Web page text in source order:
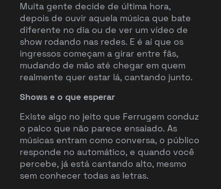
Muita gente decide de última hora,
depois de ouvir aquela música que bate
diferente no dia ou de ver um vídeo de
show rodando nas redes. E é aí que os
ingressos começam a girar entre fãs,
mudando de mão até chegar em quem
realmente quer estar lá, cantando junto.
Shows e o que esperar
Existe algo no jeito que Ferrugem conduz
o palco que não parece ensaiado. As
músicas entram como conversa, o público
responde no automático, e quando você
percebe, já está cantando alto, mesmo
sem conhecer todas as letras.